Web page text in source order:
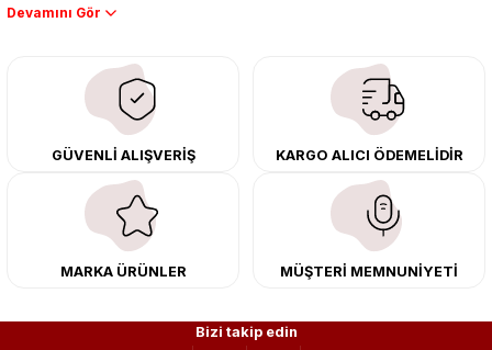
Performans artışı isteyen sürücüler için özel performans egzozları ve
çıkma orijinal ürünler ile yenileyebilir, body kit uygulamalarıyla aracınızın
tasarımını ve aerodinamisini üst seviyeye taşıyabilirsiniz.
Tüm ürünlerimiz orijinal, dayanıklı ve uzun ömürlüdür. İstanbul’daki montaj
merkezimizde profesyonel montaj yapıyor, Türkiye’nin her yerine güvenli
kargo ile teslimat gerçekleştiriyoruz. Aracınıza değer katmak için doğru
adres: Egzoz Sepeti.
GÜVENLİ ALIŞVERİŞ KARGO ALICI ÖDEMELİDİR
MARKA ÜRÜNLER MÜŞTERİ MEMNUNİYETİ
Bizi takip edin